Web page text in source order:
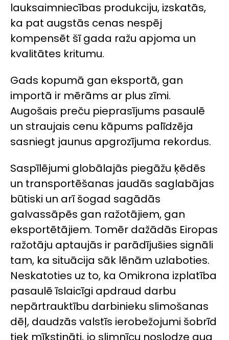
lauksaimniecības produkciju, izskatās,
ka pat augstās cenas nespēj
kompensēt šī gada ražu apjoma un
kvalitātes kritumu.
Gads kopumā gan eksportā, gan
importā ir mērāms ar plus zīmi.
Augošais preču pieprasījums pasaulē
un straujais cenu kāpums palīdzēja
sasniegt jaunus apgrozījuma rekordus.
Saspīlējumi globālajās piegāžu ķēdēs
un transportēšanas jaudās saglabājas
būtiski un arī šogad sagādās
galvassāpēs gan ražotājiem, gan
eksportētājiem. Tomēr dažādās Eiropas
ražotāju aptaujās ir parādījušies signāli
tam, ka situācija sāk lēnām uzlaboties.
Neskatoties uz to, ka Omikrona izplatība
pasaulē īslaicīgi apdraud darbu
nepārtrauktību darbinieku slimošanas
dēļ, daudzās valstīs ierobežojumi šobrīd